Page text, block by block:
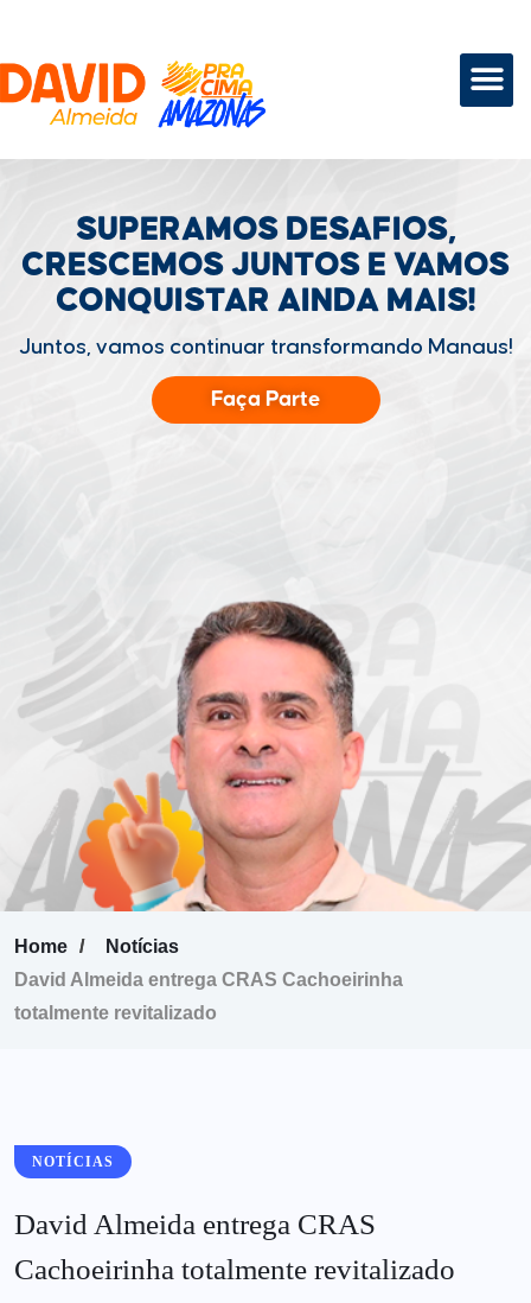
SUPERAMOS DESAFIOS,
CRESCEMOS JUNTOS E VAMOS
CONQUISTAR AINDA MAIS!
Juntos, vamos continuar transformando Manaus!
Faça Parte
Home
Notícias
David Almeida entrega CRAS Cachoeirinha
totalmente revitalizado
NOTÍCIAS
David Almeida entrega CRAS
Cachoeirinha totalmente revitalizado